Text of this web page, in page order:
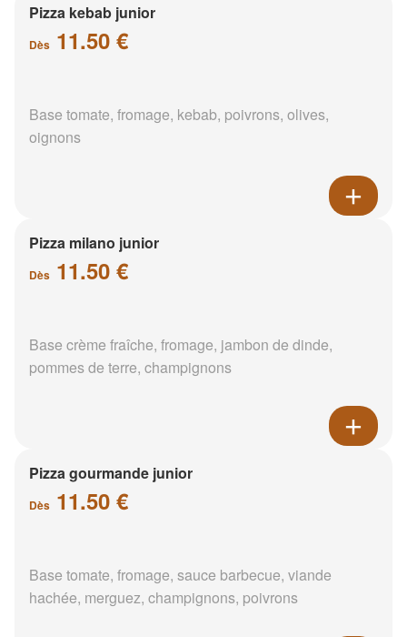
Pizza kebab junior
Dès 11.50 €
Base tomate, fromage, kebab, poivrons, olives,
oignons
Pizza milano junior
Dès 11.50 €
Base crème fraîche, fromage, jambon de dinde,
pommes de terre, champignons
Pizza gourmande junior
Dès 11.50 €
Base tomate, fromage, sauce barbecue, viande
hachée, merguez, champignons, poivrons